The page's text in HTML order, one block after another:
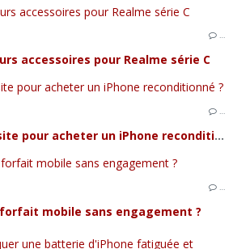
…
accessoires pour Realme série C
…
Quel est le meilleur site pour acheter un iPhone reconditionné ?
…
mobile sans engagement ?